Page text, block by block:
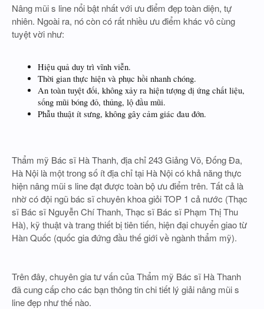
Nâng mũi s line nổi bật nhất với ưu điểm đẹp toàn diện, tự
nhiên. Ngoài ra, nó còn có rất nhiều ưu điểm khác vô cùng
tuyệt vời như:
Hiệu quả duy trì vĩnh viễn.
Thời gian thực hiện và phục hồi nhanh chóng.
An toàn tuyệt đối, không xảy ra hiện tượng dị ứng chất liệu,
sống mũi bóng đỏ, thủng, lộ đầu mũi.
Phẫu thuật ít sưng, không gây cảm giác đau đớn.
Thẩm mỹ Bác sĩ Hà Thanh, địa chỉ 243 Giảng Võ, Đống Đa,
Hà Nội là một trong số ít địa chỉ tại Hà Nội có khả năng thực
hiện nâng mũi s line đạt được toàn bộ ưu điểm trên. Tất cả là
nhờ có đội ngũ bác sĩ chuyên khoa giỏi TOP 1 cả nước (Thạc
sĩ Bác sĩ Nguyễn Chí Thanh, Thạc sĩ Bác sĩ Phạm Thị Thu
Hà), kỹ thuật và trang thiết bị tiên tiến, hiện đại chuyển giao từ
Hàn Quốc (quốc gia đứng đầu thế giới về ngành thẩm mỹ).
Trên đây, chuyên gia tư vấn của Thẩm mỹ Bác sĩ Hà Thanh
đã cung cấp cho các bạn thông tin chi tiết lý giải nâng mũi s
line đẹp như thế nào.